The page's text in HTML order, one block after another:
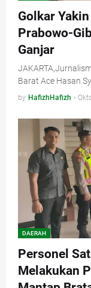
Golkar
Prabowo-
Ganjar
Barat Ace Hasan
by HafizhHafizh -
DAERAH
Personel
Melakukan